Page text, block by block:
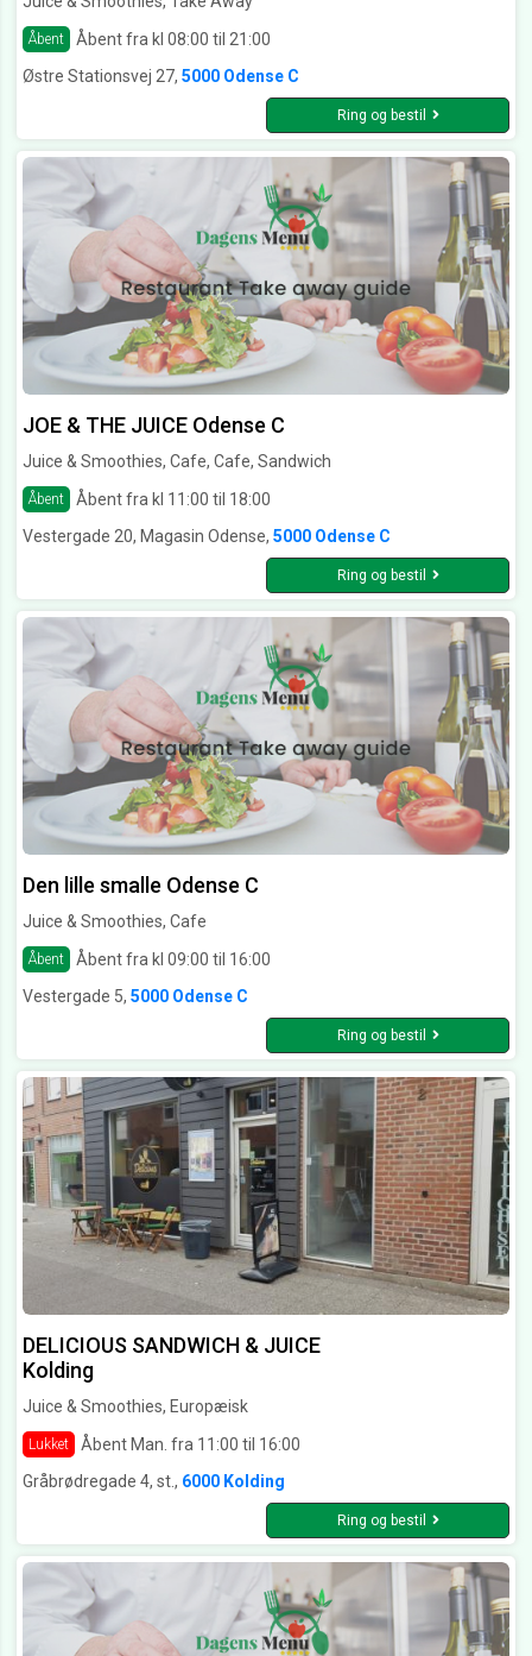
Åbent
Åbent fra kl 08:00 til 21:00
Østre Stationsvej 27, 5000 Odense C
Ring og bestil
JOE & THE JUICE Odense C
Juice & Smoothies, Cafe, Cafe, Sandwich
Åbent
Åbent fra kl 11:00 til 18:00
Vestergade 20, Magasin Odense, 5000 Odense C
Ring og bestil
Den lille smalle Odense C
Juice & Smoothies, Cafe
Åbent
Åbent fra kl 09:00 til 16:00
Vestergade 5, 5000 Odense C
Ring og bestil
DELICIOUS SANDWICH & JUICE
Kolding
Juice & Smoothies, Europæisk
Lukket
Åbent Man. fra 11:00 til 16:00
Gråbrødregade 4, st., 6000 Kolding
Ring og bestil